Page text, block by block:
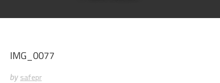
IMG_0077
by safepr